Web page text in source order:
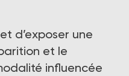
d’exposer une
et le
influencée